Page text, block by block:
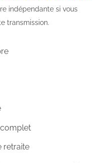
indépendante si vous
transmission.
retraite